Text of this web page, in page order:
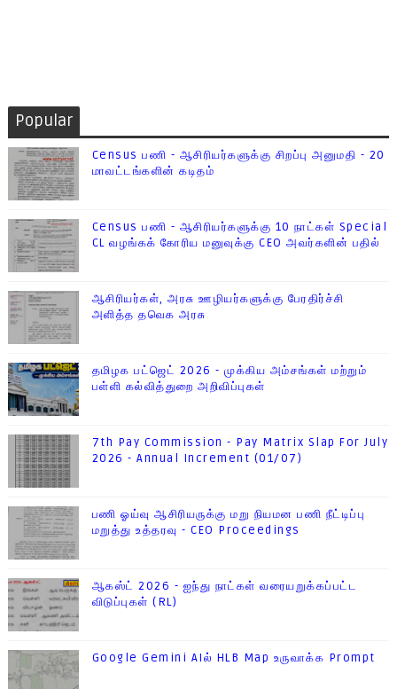
Popular
Census பணி - ஆசிரியர்களுக்கு சிறப்பு அனுமதி - 20
மாவட்டங்களின் கடிதம்
Census பணி - ஆசிரியர்களுக்கு 10 நாட்கள் Special
CL வழங்கக் கோரிய மனுவுக்கு CEO அவர்களின் பதில்
ஆசிரியர்கள், அரசு ஊழியர்களுக்கு பேரதிர்ச்சி
அளித்த தவெக அரசு
தமிழக பட்ஜெட் 2026 - முக்கிய அம்சங்கள் மற்றும்
பள்ளி கல்வித்துறை அறிவிப்புகள்
7th Pay Commission - Pay Matrix Slap For July
2026 - Annual Increment (01/07)
பணி ஓய்வு ஆசிரியருக்கு மறு நியமன பணி நீட்டிப்பு
மறுத்து உத்தரவு - CEO Proceedings
ஆகஸ்ட் 2026 - ஐந்து நாட்கள் வரையறுக்கப்பட்ட
விடுப்புகள் (RL)
Google Gemini AIல் HLB Map உருவாக்க Prompt